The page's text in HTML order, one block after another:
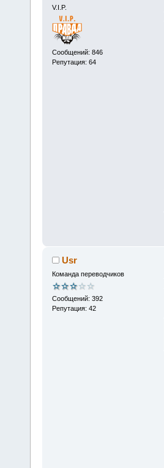
V.I.P.
Сообщений: 846
Репутация: 64
Usr
Команда переводчиков
Сообщений: 392
Репутация: 42